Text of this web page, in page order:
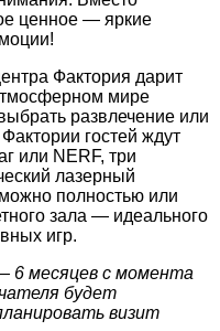
ценное — яркие
Фактория дарит
мире
развлечение или
гостей ждут
или NERF, три
лазерный
полностью или
зала — идеального
игр.
6 месяцев с момента
будет
визит